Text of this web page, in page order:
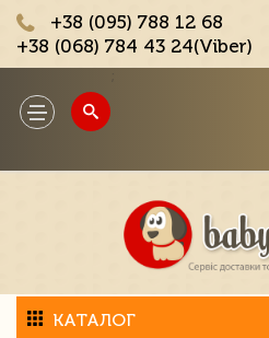
+38 (095) 788 12 68
+38 (068) 784 43 24(Viber)
Toggle
navigation
КАТАЛОГ